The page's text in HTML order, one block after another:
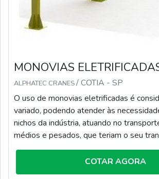
MONOVIAS
ALPHATEC CRANES/ COTIA - SP
O uso de monovias eletrificadas é
variado, podendo atender às
nichos da indústria, atuando no
médios e pesados, que teriam o seu
dificultado com a força humana. Este
oferecer um alto desempenho e muitos
uso, porém, para que isso seja possível,
COTAR AGORA